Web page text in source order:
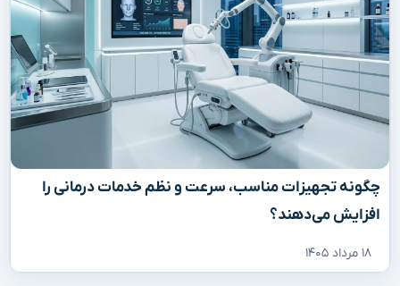
چگونه تجهیزات مناسب، سرعت و نظم خدمات درمانی را
افزایش می‌دهند؟
۱۸ مرداد ۱۴۰۵